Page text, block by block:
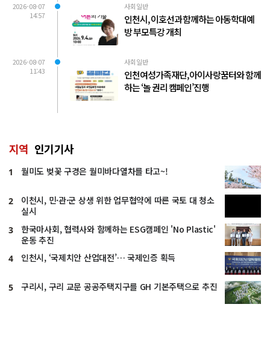
2026-08-07
14:57
사회일반
인천시, 이호선과 함께하는 아동학대예
방 부모특강 개최
2026-08-07
11:43
사회일반
인천여성가족재단, 아이사랑꿈터와 함께
하는 ‘놀 권리 캠페인’진행
지역 인기기사
1 월미도 벚꽃 구경은 월미바다열차를 타고~!
2
이천시, 민·관·군 상생 위한 업무협약에 따른 국토 대 청소
실시
3
한국마사회, 협력사와 함께하는 ESG캠페인 'No Plastic'
운동 추진
4 인천시, ‘국제치안 산업대전’… 국제인증 획득
5 구리시, 구리 교문 공공주택지구를 GH 기본주택으로 추진